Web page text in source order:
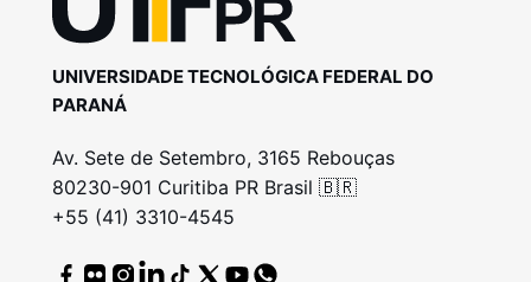
UNIVERSIDADE TECNOLÓGICA FEDERAL DO
PARANÁ
Av. Sete de Setembro, 3165 Rebouças
80230-901 Curitiba PR Brasil 🇧🇷
+55 (41) 3310-4545